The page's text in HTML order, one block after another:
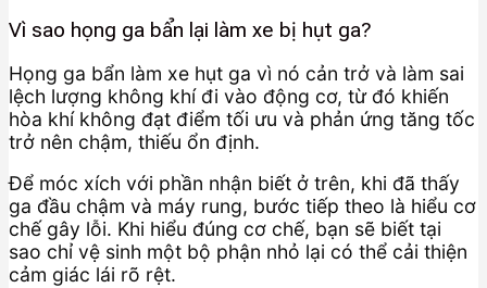
Vì sao họng ga bẩn lại làm xe bị hụt ga?
Họng ga bẩn làm xe hụt ga vì nó cản trở và làm sai
lệch lượng không khí đi vào động cơ, từ đó khiến
hòa khí không đạt điểm tối ưu và phản ứng tăng tốc
trở nên chậm, thiếu ổn định.
Để móc xích với phần nhận biết ở trên, khi đã thấy
ga đầu chậm và máy rung, bước tiếp theo là hiểu cơ
chế gây lỗi. Khi hiểu đúng cơ chế, bạn sẽ biết tại
sao chỉ vệ sinh một bộ phận nhỏ lại có thể cải thiện
cảm giác lái rõ rệt.